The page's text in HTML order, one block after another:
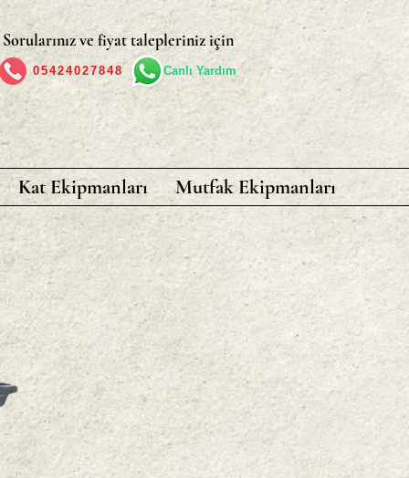
Sorularınız ve fiyat talepleriniz için
05424027848 Canlı Yardım
Kat Ekipmanları Mutfak Ekipmanları